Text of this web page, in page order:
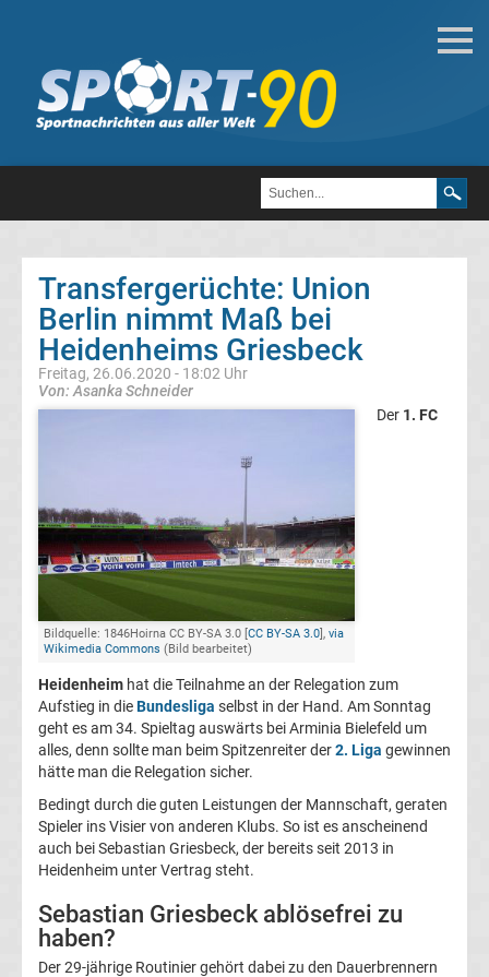
Deutsche
Transfergerüchte
FC
Heidenheim
1846
FC
Kaiserslautern
Transfergerüchte
1.
FC
Transfergerüchte
FC
Transfergerüchte: Union
Berlin nimmt Maß bei
Heidenheims Griesbeck
Freitag, 26.06.2020 - 18:02 Uhr
Von: Asanka Schneider
Bildquelle: 1846Hoirna CC BY-SA 3.0 [CC BY-SA 3.0], via
Wikimedia Commons (Bild bearbeitet)
Der 1. FC
Heidenheim hat die Teilnahme an der Relegation zum
Aufstieg in dieBundesliga selbst in der Hand. Am Sonntag
geht es am 34. Spieltag auswärts bei Arminia Bielefeld um
alles, denn sollte man beim Spitzenreiter der2. Liga gewinnen
hätte man die Relegation sicher.
Bedingt durch die guten Leistungen der Mannschaft, geraten
Spieler ins Visier von anderen Klubs. So ist es anscheinend
auch bei Sebastian Griesbeck, der bereits seit 2013 in
Heidenheim unter Vertrag steht.
Sebastian Griesbeck ablösefrei zu
haben?
Der 29-jährige Routinier gehört dabei zu den Dauerbrennern